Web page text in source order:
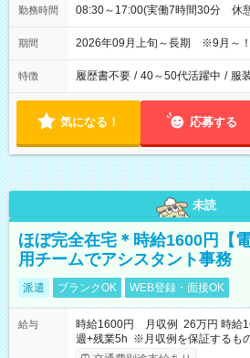
勤務時間 08:30～17:00(実働7時間30分 休
期間 2026年09月上旬～長期 ※9月～！
特徴 履歴書不要 / 40～50代活躍中 / 服
気になる！ 応募する
未読
ほぼ完全在宅＊時給1600円【
用チームでアシスタント事務
派遣 ブランクOK WEB登録・面接OK
給与
時給1600円 月収例 26万円 時給
週+残業5h ※月収例を保証するも